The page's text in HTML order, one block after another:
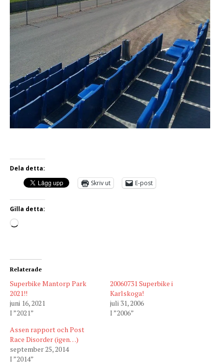
Dela detta:
Skriv ut
E-post
Gilla detta:
Relaterade
Superbike Mantorp Park
2021!!
juni 16, 2021
I ”2021”
20060731 Superbike i
Karlskoga!
juli 31, 2006
I ”2006”
Assen rapport och Post
Race Disorder (igen…)
september 25, 2014
I ”2014”